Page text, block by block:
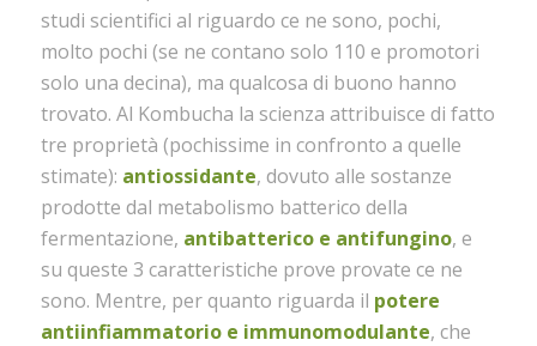
studi scientifici al riguardo ce ne sono, pochi,
molto pochi (se ne contano solo 110 e promotori
solo una decina), ma qualcosa di buono hanno
trovato. Al Kombucha la scienza attribuisce di fatto
tre proprietà (pochissime in confronto a quelle
stimate): antiossidante, dovuto alle sostanze
prodotte dal metabolismo batterico della
fermentazione, antibatterico e antifungino, e
su queste 3 caratteristiche prove provate ce ne
sono. Mentre, per quanto riguarda il potere
antiinfiammatorio e immunomodulante, che